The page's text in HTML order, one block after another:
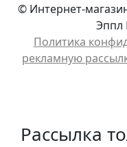
© Интернет-
Эппл
Политика
рекламную
Рассылка